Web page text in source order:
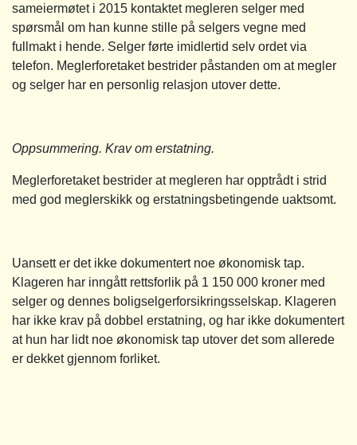
sameiermøtet i 2015 kontaktet megleren selger med
spørsmål om han kunne stille på selgers vegne med
fullmakt i hende. Selger førte imidlertid selv ordet via
telefon. Meglerforetaket bestrider påstanden om at megler
og selger har en personlig relasjon utover dette.
Oppsummering. Krav om erstatning.
Meglerforetaket bestrider at megleren har opptrådt i strid
med god meglerskikk og erstatningsbetingende uaktsomt.
Uansett er det ikke dokumentert noe økonomisk tap.
Klageren har inngått rettsforlik på 1 150 000 kroner med
selger og dennes boligselgerforsikringsselskap. Klageren
har ikke krav på dobbel erstatning, og har ikke dokumentert
at hun har lidt noe økonomisk tap utover det som allerede
er dekket gjennom forliket.